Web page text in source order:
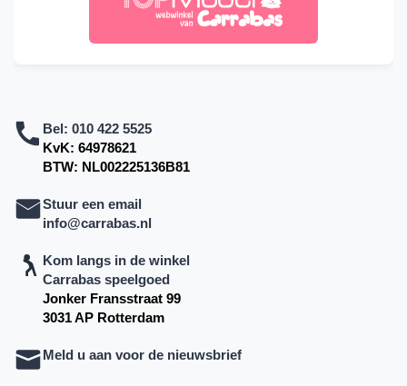
Bel: 010 422 5525
KvK: 64978621
BTW: NL002225136B81
Stuur een email
info@carrabas.nl
Kom langs in de winkel
Carrabas speelgoed
Jonker Fransstraat 99
3031 AP Rotterdam
Meld u aan voor de nieuwsbrief